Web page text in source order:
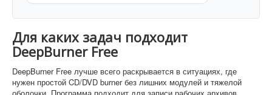
Для каких задач подходит
DeepBurner Free
DeepBurner Free лучше всего раскрывается в ситуациях, где
нужен простой CD/DVD burner без лишних модулей и тяжелой